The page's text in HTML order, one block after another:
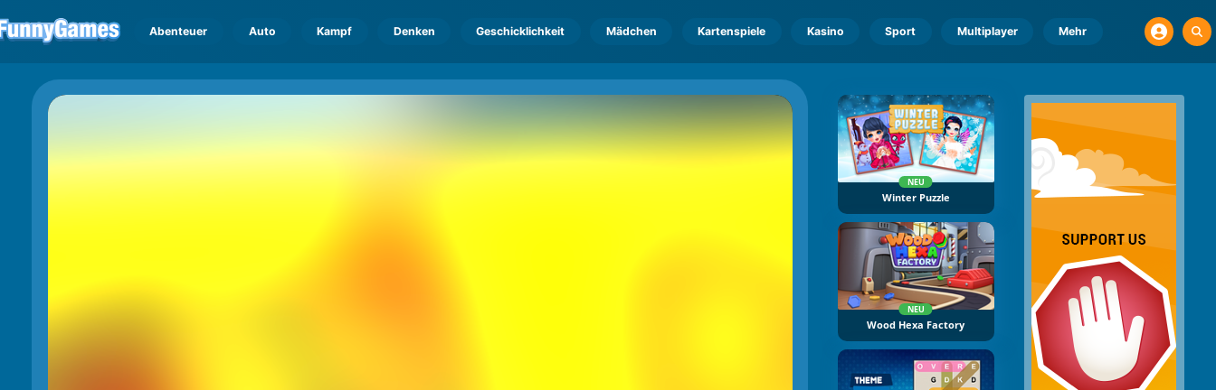
Abenteuer Auto Kampf Denken Geschicklichkeit Mädchen Kartenspiele Kasino Sport Multiplayer Mehr
NEU
Winter Puzzle
NEU
Wood Hexa Factory